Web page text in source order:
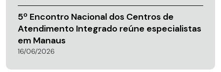
5º Encontro Nacional dos Centros de
Atendimento Integrado reúne especialistas
em Manaus
16/06/2026